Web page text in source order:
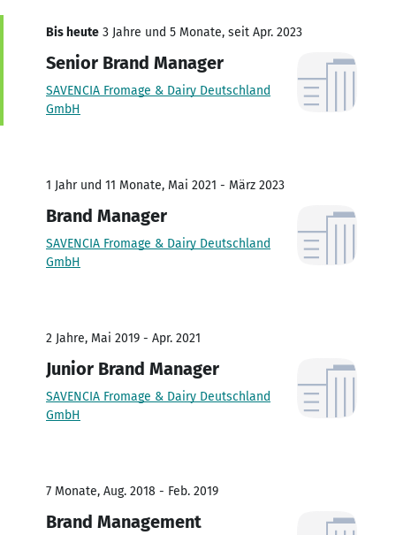
Bis heute 3 Jahre und 5 Monate, seit Apr. 2023
Senior Brand Manager
SAVENCIA Fromage & Dairy Deutschland
GmbH
1 Jahr und 11 Monate, Mai 2021 - März 2023
Brand Manager
SAVENCIA Fromage & Dairy Deutschland
GmbH
2 Jahre, Mai 2019 - Apr. 2021
Junior Brand Manager
SAVENCIA Fromage & Dairy Deutschland
GmbH
7 Monate, Aug. 2018 - Feb. 2019
Brand Management